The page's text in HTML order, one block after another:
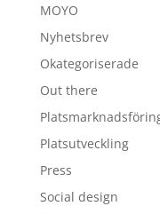
MOYO
Nyhetsbrev
Okategoriserade
Out there
Platsutveckling
Press
Social design